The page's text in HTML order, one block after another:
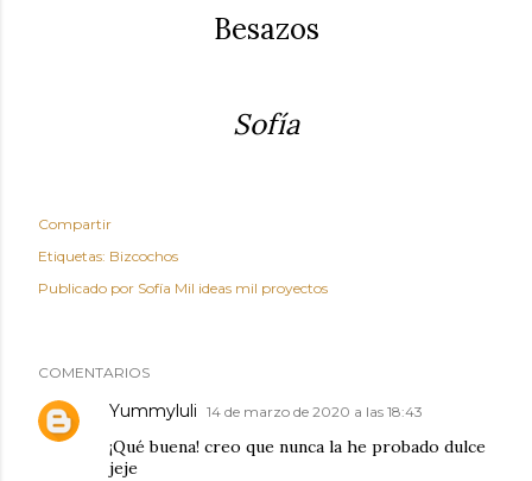
Besazos
Sofía
Compartir
Etiquetas: Bizcochos
Publicado por Sofía Mil ideas mil proyectos
COMENTARIOS
Yummyluli 14 de marzo de 2020 a las 18:43
¡Qué buena! creo que nunca la he probado dulce
jeje